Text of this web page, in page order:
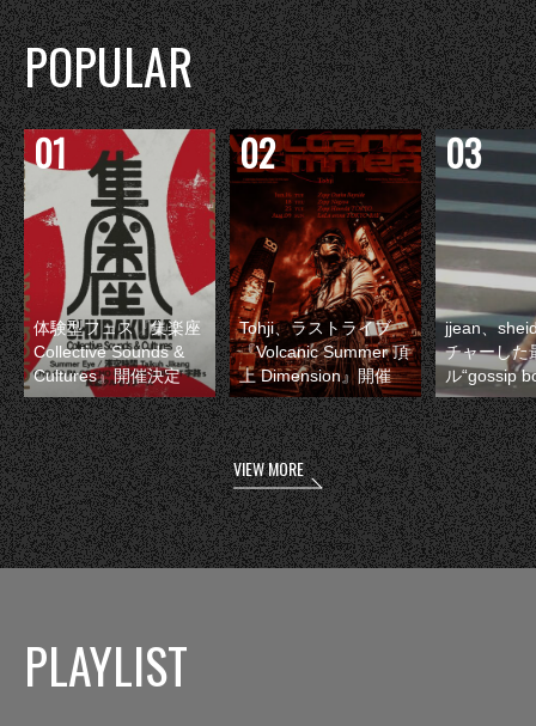
POPULAR
体験型フェス『集楽座
Collective Sounds &
Cultures』開催決定
Tohji、ラストライブ
『Volcanic Summer 頂
上 Dimension』開催
jjean、
チャーした
ル“gossip
VIEW MORE
PLAYLIST